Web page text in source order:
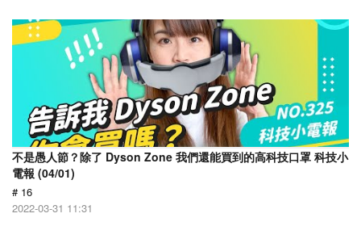
不是愚人節？除了 Dyson Zone 我們還能買到的高科技口罩 科技小
電報 (04/01)
# 16
2022-03-31 11:31